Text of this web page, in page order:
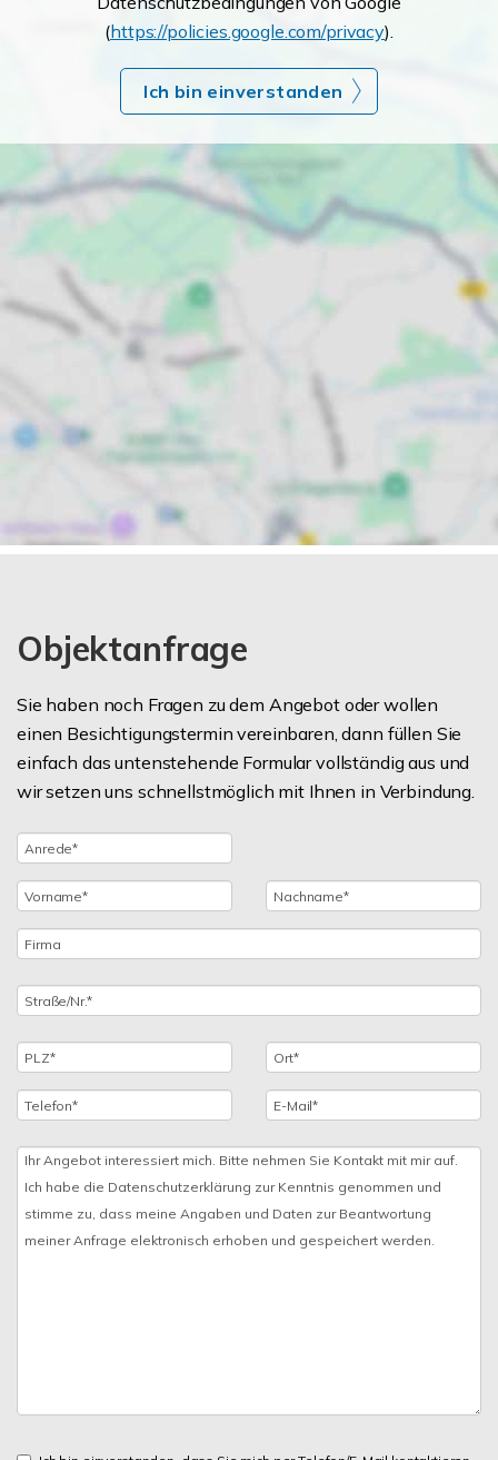
(https://policies.google.com/privacy).
Ich bin einverstanden
Objektanfrage
Sie haben noch Fragen zu dem Angebot oder wollen
einen Besichtigungstermin vereinbaren, dann füllen Sie
einfach das untenstehende Formular vollständig aus und
wir setzen uns schnellstmöglich mit Ihnen in Verbindung.